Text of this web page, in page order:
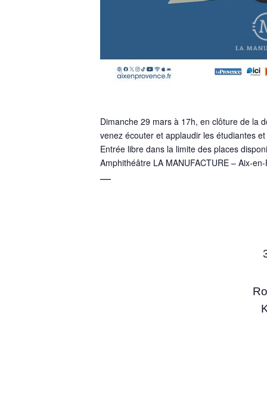
Dimanche 29 mars à 17h, en clôture de la
venez écouter et applaudir les étudiantes et
Entrée libre dans la limite des places
Amphithéâtre LA MANUFACTURE – Aix-
—